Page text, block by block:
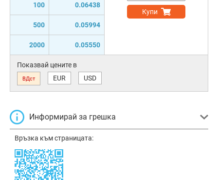
100 0.06438
500 0.05994
2000 0.05550
Купи
Показвай цените в
ВДст EUR USD
Информирай за грешка
Връзка към страницата: